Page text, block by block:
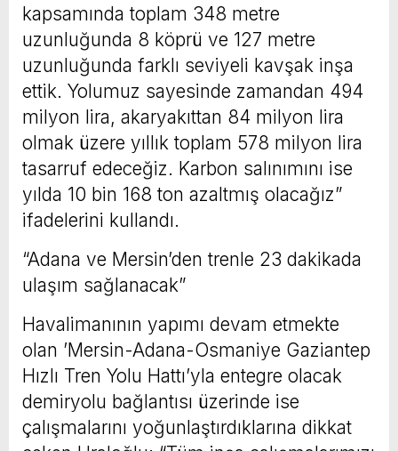
kapsamında toplam 348 metre
uzunluğunda 8 köprü ve 127 metre
uzunluğunda farklı seviyeli kavşak inşa
ettik. Yolumuz sayesinde zamandan 494
milyon lira, akaryakıttan 84 milyon lira
olmak üzere yıllık toplam 578 milyon lira
tasarruf edeceğiz. Karbon salınımını ise
yılda 10 bin 168 ton azaltmış olacağız”
ifadelerini kullandı.
“Adana ve Mersin’den trenle 23 dakikada
ulaşım sağlanacak”
Havalimanının yapımı devam etmekte
olan ’Mersin-Adana-Osmaniye Gaziantep
Hızlı Tren Yolu Hattı’yla entegre olacak
demiryolu bağlantısı üzerinde ise
çalışmalarını yoğunlaştırdıklarına dikkat